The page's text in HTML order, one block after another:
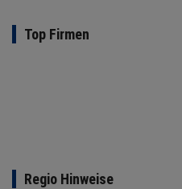
Top Firmen
Regio Hinweise